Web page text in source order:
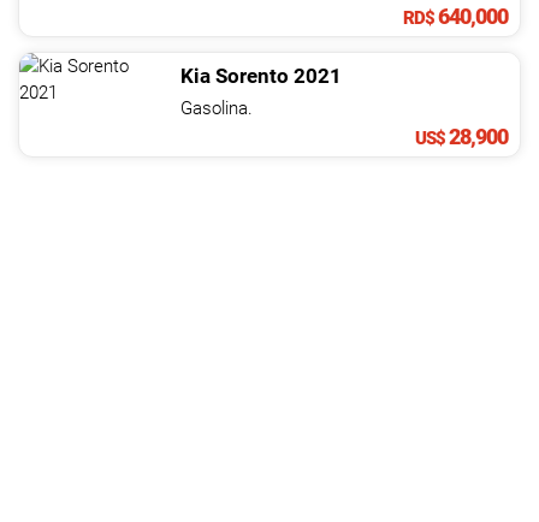
RD$640,000
Kia Sorento 2021
Gasolina.
US$28,900